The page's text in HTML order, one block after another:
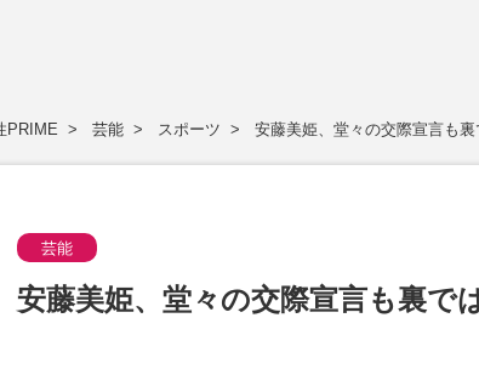
PRIME 芸能 スポーツ 安藤美姫、堂々の交際宣言も裏
芸能
安藤美姫、堂々の交際宣言も裏で